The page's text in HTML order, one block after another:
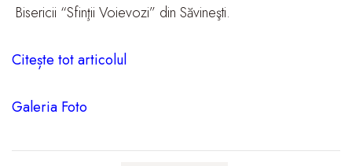
Bisericii “Sfinţii Voievozi” din Săvineşti.
Citește tot articolul
Galeria Foto